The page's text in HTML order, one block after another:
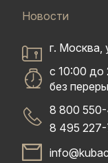
Новости
г. Москва,
с 10:00 до
без
8 800
8 495